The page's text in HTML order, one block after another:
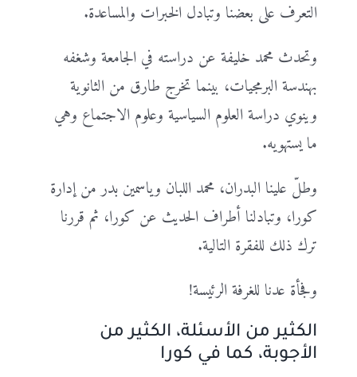
التعرف على بعضنا وتبادل الخبرات والمساعدة.
وتحدث محمد خليفة عن دراسته في الجامعة وشغفه
بهندسة البرمجيات، بينما تخرج طارق من الثانوية
وينوي دراسة العلوم السياسية وعلوم الاجتماع وهي
ما يستهويه.
وطلّ علينا البدران، محمد اللبان وياسمين بدر من إدارة
كورا، وتبادلنا أطراف الحديث عن كورا، ثم قررنا
ترك ذلك للفقرة التالية.
وفجأة عدنا للغرفة الرئيسة!
الكثير من الأسئلة، الكثير من
الأجوبة، كما في كورا